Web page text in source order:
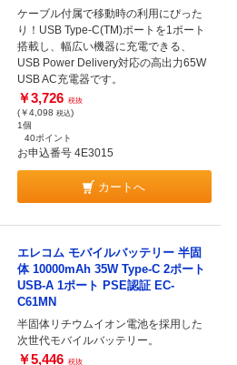
ケーブル付属で移動時の利用にぴった
り！USB Type-C(TM)ポートを1ポート
搭載し、幅広い機器に充電できる、
USB Power Delivery対応の高出力65W
USB AC充電器です。
￥3,726 税抜
(￥4,098 税込)
1個
40ポイント
お申込番号 4E3015
カートへ
エレコム モバイルバッテリー 半固
体 10000mAh 35W Type-C 2ポート
USB-A 1ポート PSE認証 EC-
C61MN
半固体リチウムイオン電池を採用した
次世代モバイルバッテリー。
￥5,446 税抜